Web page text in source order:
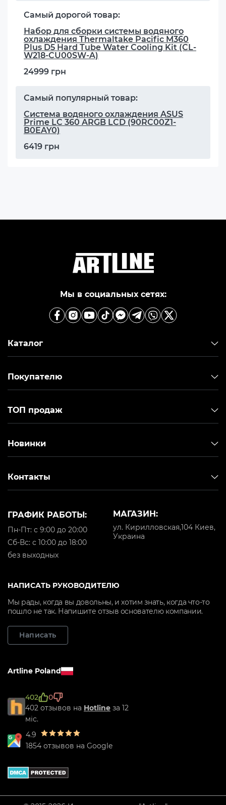
Самый дорогой товар:
Набор для сборки системы водяного
охлаждения Thermaltake Pacific M360
Plus D5 Hard Tube Water Cooling Kit (CL-
W218-CU00SW-A)
24999 грн
Самый популярный товар:
Система водяного охлаждения ASUS
Prime LC 360 ARGB LCD (90RC00Z1-
B0EAY0)
6419 грн
Мы в социальных сетях:
Каталог
Покупателю
ТОП продаж
Новинки
Контакты
МАГАЗИН:
ул. Кирилловская,104 Киев,
Украина
ГРАФИК РАБОТЫ:
Пн-Пт: с 9:00 до 20:00
Cб-Вс: с 10:00 до 18:00
без выходных
НАПИСАТЬ РУКОВОДИТЕЛЮ
Мы рады, когда вы довольны, и хотим знать, когда что-то
пошло не так. Напишите отзыв основателю компании.
Написать
Artline Poland
402
0
402 отзывов на Hotline за 12
міс.
4.9
1854 отзывов на Google